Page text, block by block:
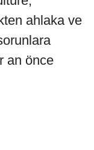
ahlaka ve
an önce